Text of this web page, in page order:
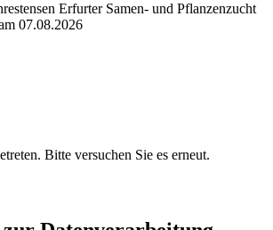
Erfurter Samen- und Pflanzenzucht
07.08.2026
Bitte versuchen Sie es erneut.